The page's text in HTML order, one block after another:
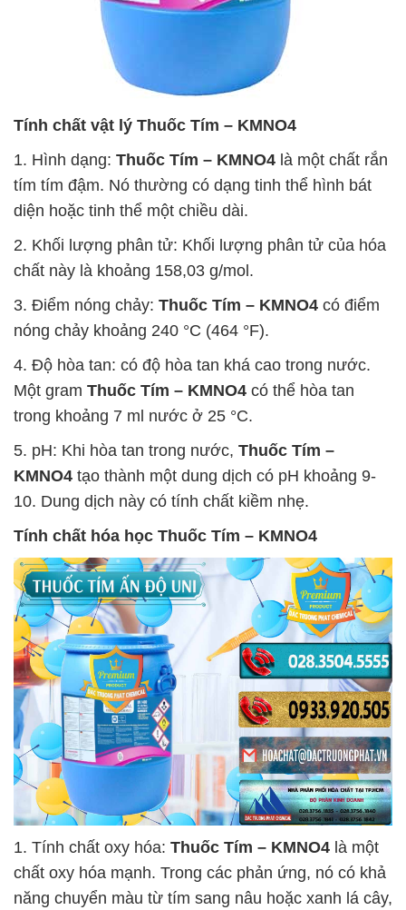
Tính chất vật lý Thuốc Tím – KMNO4
1. Hình dạng: Thuốc Tím – KMNO4 là một chất rắn
tím tím đậm. Nó thường có dạng tinh thể hình bát
diện hoặc tinh thể một chiều dài.
2. Khối lượng phân tử: Khối lượng phân tử của hóa
chất này là khoảng 158,03 g/mol.
3. Điểm nóng chảy: Thuốc Tím – KMNO4 có điểm
nóng chảy khoảng 240 °C (464 °F).
4. Độ hòa tan: có độ hòa tan khá cao trong nước.
Một gram Thuốc Tím – KMNO4 có thể hòa tan
trong khoảng 7 ml nước ở 25 °C.
5. pH: Khi hòa tan trong nước, Thuốc Tím –
KMNO4 tạo thành một dung dịch có pH khoảng 9-
10. Dung dịch này có tính chất kiềm nhẹ.
Tính chất hóa học Thuốc Tím – KMNO4
1. Tính chất oxy hóa: Thuốc Tím – KMNO4 là một
chất oxy hóa mạnh. Trong các phản ứng, nó có khả
năng chuyển màu từ tím sang nâu hoặc xanh lá cây,